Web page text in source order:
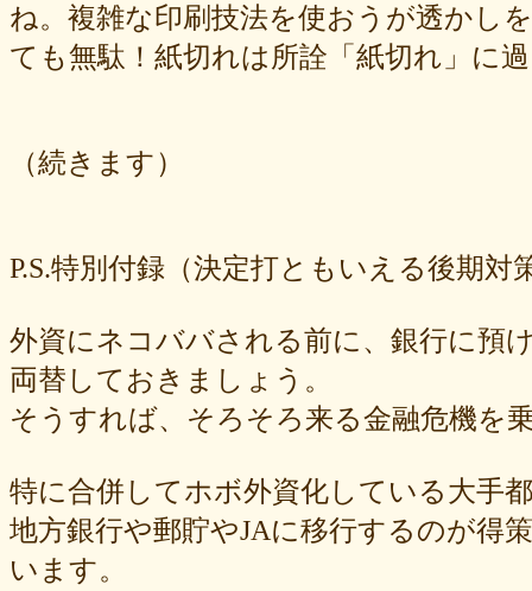
ね。複雑な印刷技法を使おうが透かし
ても無駄！紙切れは所詮「紙切れ」に
（続きます）
P.S.特別付録（決定打ともいえる後期対
外資にネコババされる前に、銀行に預
両替しておきましょう。
そうすれば、そろそろ来る金融危機を
特に合併してホボ外資化している大手
地方銀行や郵貯やJAに移行するのが得
います。